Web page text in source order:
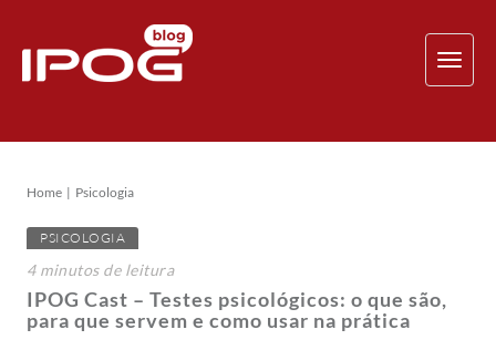
Home Psicologia
PSICOLOGIA
4 minutosde leitura
IPOG Cast – Testes psicológicos: o que são,
para que servem e como usar na prática